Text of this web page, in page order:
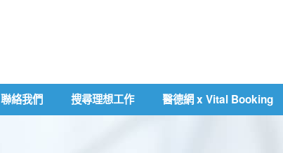
聯絡我們 搜尋理想工作 醫德網 x Vital Booking